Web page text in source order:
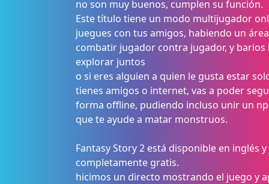
no son muy buenos, cumplen su función.
Este título tiene un modo multijugador
juegues con tus amigos, habiendo un
combatir jugador contra jugador, y barios
explorar juntos
o si eres alguien a quien le gusta estar
tienes amigos o internet, vas a poder
forma offline, pudiendo incluso unir un
que te ayude a matar monstruos.
Fantasy Story 2 está disponible en inglés
completamente gratis.
hicimos un directo mostrando el juego y